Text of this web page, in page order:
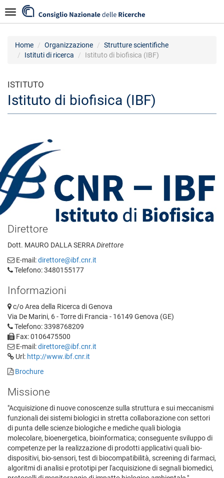
al
contenuto
Navigazione
Home Organizzazione
Strutture scientifiche
Istituti di ricerca
Istituto di biofisica (IBF)
ISTITUTO
Istituto di biofisica (IBF)
Direttore
Dott. MAURO DALLA SERRADirettore
E-mail:direttore@ibf.cnr.it
Telefono: 3480155177
Informazioni
c/o Area della Ricerca di Genova
Via De Marini, 6 - Torre di Francia - 16149 Genova (GE)
Telefono: 3398768209
Fax: 0106475500
E-mail:direttore@ibf.cnr.it
Url: http://www.ibf.cnr.it
Brochure
Missione
"Acquisizione di nuove conoscenze sulla struttura e sui meccanismi
funzionali dei sistemi biologici in stretta collaborazione con settori
di punta delle scienze biologiche e mediche quali biologia
molecolare, bioenergetica, bioinformatica; conseguente sviluppo di
competenze per la realizzazione di prodotti applicativi quali bio-
dispositivi, bio-sensori, test di biocompatibilità, screening di farmaci,
algoritmi di analisi e prototipi per l'acquisizione di segnali biomedici,